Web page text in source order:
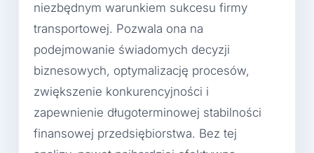
niezbędnym warunkiem sukcesu firmy
transportowej. Pozwala ona na
podejmowanie świadomych decyzji
biznesowych, optymalizację procesów,
zwiększenie konkurencyjności i
zapewnienie długoterminowej stabilności
finansowej przedsiębiorstwa. Bez tej